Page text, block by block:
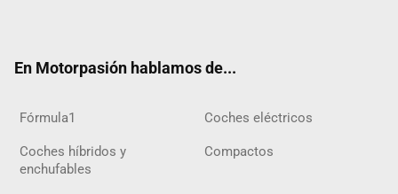
En Motorpasión hablamos de...
Fórmula1 Coches eléctricos
Coches híbridos y
enchufables
Compactos